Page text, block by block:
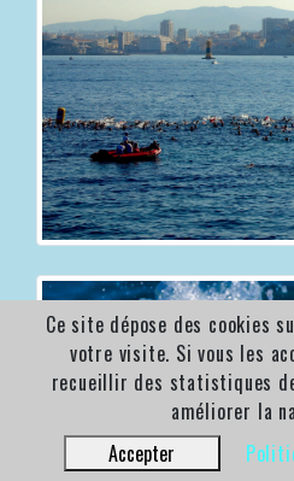
Ce site dépose des cookies
votre visite. Si vous les
recueillir des statistiques
améliorer la
Accepter